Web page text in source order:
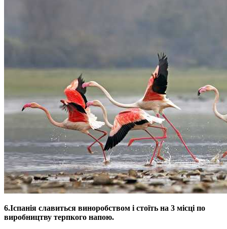
6.Іспанія славиться виноробством і стоїть на 3 місці по
виробництву терпкого напою.